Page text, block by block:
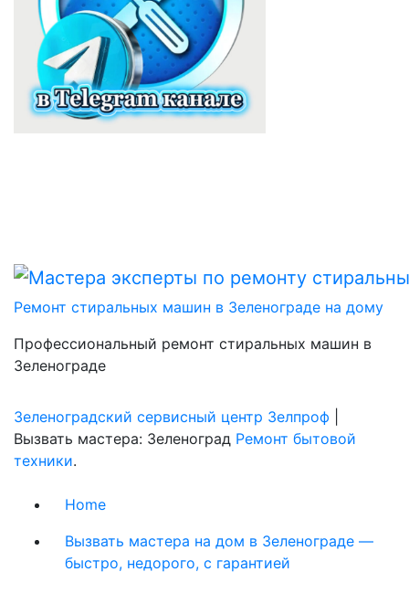
Ремонт стиральных машин в Зеленограде на дому
Профессиональный ремонт стиральных машин в
Зеленограде
Зеленоградский сервисный центр Зелпроф
Вызвать мастера: Зеленоград Ремонт бытовой
техники.
Home
Вызвать мастера на дом в Зеленограде —
быстро, недорого, с гарантией